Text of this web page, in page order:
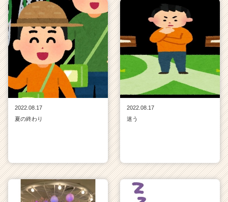
2022.08.17
夏の終わり
2022.08.17
迷う